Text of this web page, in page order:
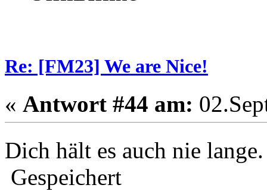
Re: [FM23] We are Nice!
« Antwort #44 am:
Dich hält es auch nie
Gespeichert